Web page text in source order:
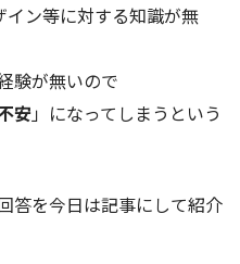
イン等に対する知識が無
験が無いので
安」になってしまうという
答を今日は記事にして紹介